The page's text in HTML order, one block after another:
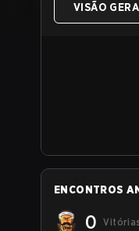
VISÃO
ENCONTROS
0